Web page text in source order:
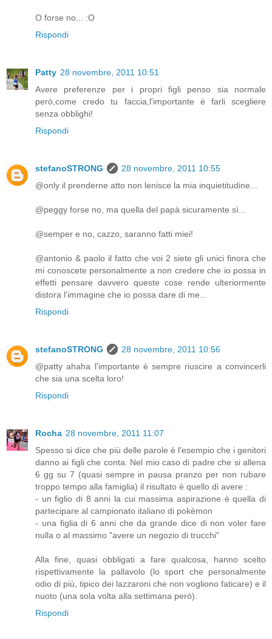
O forse no... :O
Rispondi
Patty 28 novembre, 2011 10:51
Avere preferenze per i propri figli penso sia normale
però,come credo tu faccia,l'importante è farli scegliere
senza obblighi!
Rispondi
stefanoSTRONG
28 novembre, 2011 10:55
@only il prenderne atto non lenisce la mia inquietitudine...
@peggy forse no, ma quella del papà sicuramente sì...
@semper e no, cazzo, saranno fatti miei!
@antonio & paolo il fatto che voi 2 siete gli unici finora che
mi conoscete personalmente a non credere che io possa in
effetti pensare davvero queste cose rende ulteriormente
distora l'immagine che io possa dare di me...
Rispondi
stefanoSTRONG
28 novembre, 2011 10:56
@patty ahaha l'importante è sempre riuscire a convincerli
che sia una scelta loro!
Rispondi
Rocha 28 novembre, 2011 11:07
Spesso si dice che più delle parole è l'esempio che i genitori
danno ai figli che conta. Nel mio caso di padre che si allena
6 gg su 7 (quasi sempre in pausa pranzo per non rubare
troppo tempo alla famiglia) il risultato è quello di avere :
- un figlio di 8 anni la cui massima aspirazione è quella di
partecipare al campionato italiano di pokèmon
- una figlia di 6 anni che da grande dice di non voler fare
nulla o al massimo "avere un negozio di trucchi"
Alla fine, quasi obbligati a fare qualcosa, hanno scelto
rispettivamente la pallavolo (lo sport che personalmente
odio di più, tipico dei lazzaroni che non vogliono faticare) e il
nuoto (una sola volta alla settimana però).
Rispondi